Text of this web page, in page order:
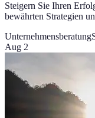
Steigern Sie Ihren
bewährten Strategien
Unternehmensberatung
Aug 2